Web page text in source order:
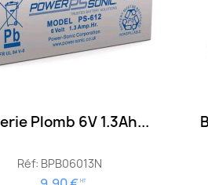
Plomb 6V 1.3Ah...
Réf: BPB06013N
HT